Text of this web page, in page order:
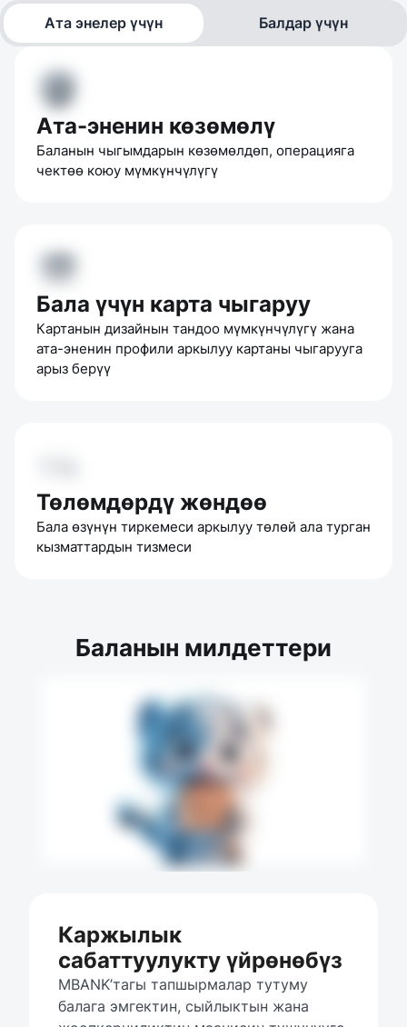
Ата энелер үчүн Балдар үчүн
Ата-эненин көзөмөлү
Баланын чыгымдарын көзөмөлдөп, операцияга
чектөө коюу мүмкүнчүлүгү
Бала үчүн карта чыгаруу
Картанын дизайнын тандоо мүмкүнчүлүгү жана
ата-эненин профили аркылуу картаны чыгарууга
арыз берүү
Төлөмдөрдү жөндөө
Бала өзүнүн тиркемеси аркылуу төлөй ала турган
кызматтардын тизмеси
Баланын милдеттери
Каржылык
сабаттуулукту үйрөнөбүз
MBANK’тагы тапшырмалар тутуму
балага эмгектин, сыйлыктын жана